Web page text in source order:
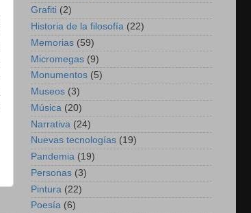
Grafiti (2)
Historia de la filosofía (22)
Memorias (59)
Micromegas (9)
Monumentos (5)
Museos (3)
Música (20)
Narrativa (24)
Nuevas tecnologías (19)
Pandemia (19)
Personas (3)
Pintura (22)
Poesía (6)